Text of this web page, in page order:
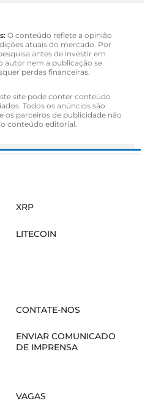
O conteúdo reflete a opinião
atuais do mercado. Por
antes de investir em
autor nem a publicação se
perdas financeiras.
site pode conter conteúdo
Todos os anúncios são
os parceiros de publicidade não
conteúdo editorial.
XRP
LITECOIN
CONTATE-NOS
ENVIAR COMUNICADO
DE IMPRENSA
VAGAS